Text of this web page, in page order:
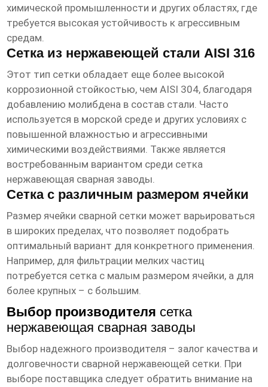
химической промышленности и других областях, где
требуется высокая устойчивость к агрессивным
средам.
Сетка из нержавеющей стали AISI 316
Этот тип сетки обладает еще более высокой
коррозионной стойкостью, чем AISI 304, благодаря
добавлению молибдена в состав стали. Часто
используется в морской среде и других условиях с
повышенной влажностью и агрессивными
химическими воздействиями. Также является
востребованным вариантом среди сетка
нержавеющая сварная заводы.
Сетка с различным размером ячейки
Размер ячейки сварной сетки может варьироваться
в широких пределах, что позволяет подобрать
оптимальный вариант для конкретного применения.
Например, для фильтрации мелких частиц
потребуется сетка с малым размером ячейки, а для
более крупных – с большим.
Выбор производителя сетка
нержавеющая сварная заводы
Выбор надежного производителя – залог качества и
долговечности сварной нержавеющей сетки. При
выборе поставщика следует обратить внимание на